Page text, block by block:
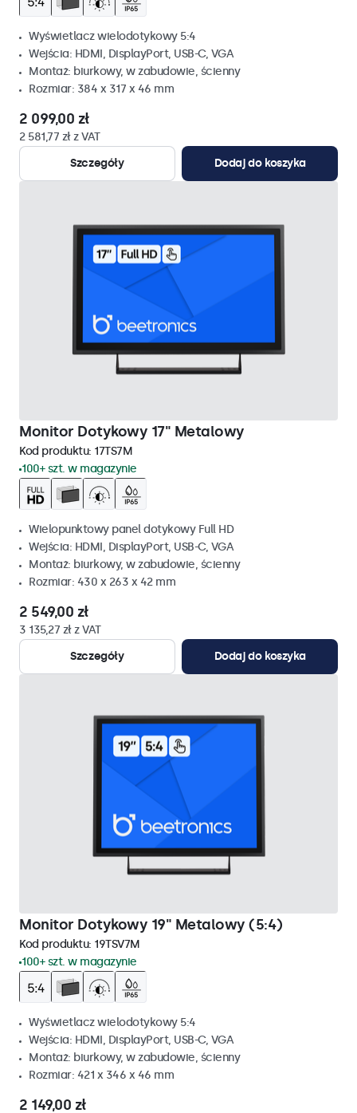
Wyświetlacz wielodotykowy 5:4
Wejścia: HDMI, DisplayPort, USB-C, VGA
Montaż: biurkowy, w zabudowie, ścienny
Rozmiar: 384 x 317 x 46 mm
2 099,00 zł
2 581,77 zł z VAT
Szczegóły
Dodaj do koszyka
Monitor Dotykowy 17" Metalowy
Kod produktu: 17TS7M
100+ szt. w magazynie
Wielopunktowy panel dotykowy Full HD
Wejścia: HDMI, DisplayPort, USB-C, VGA
Montaż: biurkowy, w zabudowie, ścienny
Rozmiar: 430 x 263 x 42 mm
2 549,00 zł
3 135,27 zł z VAT
Szczegóły
Dodaj do koszyka
Monitor Dotykowy 19" Metalowy (5:4)
Kod produktu: 19TSV7M
100+ szt. w magazynie
Wyświetlacz wielodotykowy 5:4
Wejścia: HDMI, DisplayPort, USB-C, VGA
Montaż: biurkowy, w zabudowie, ścienny
Rozmiar: 421 x 346 x 46 mm
2 149,00 zł